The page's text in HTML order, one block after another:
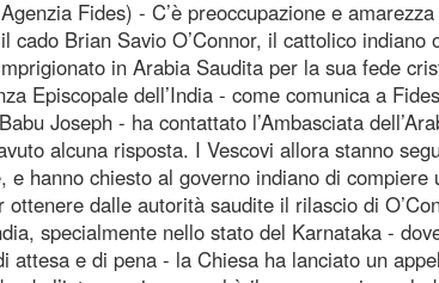
Fides) - C’è preoccupazione e
cado Brian Savio O’Connor, il cattolico indiano
in Arabia Saudita per la sua fede
Episcopale dell’India - come comunica a
Joseph - ha contattato l’Ambasciata
alcuna risposta. I Vescovi allora stanno
e hanno chiesto al governo indiano di compiere
ottenere dalle autorità saudite il rilascio di
specialmente nello stato del Karnataka -
attesa e di pena - la Chiesa ha lanciato un